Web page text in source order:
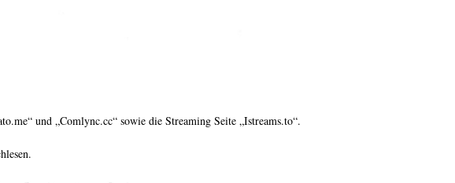
und „Comlync.cc“ sowie die Streaming Seite „Istreams.to“.